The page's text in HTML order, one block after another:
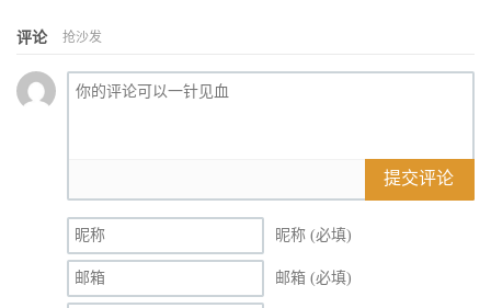
评论 抢沙发
提交评论
昵称 (必填)
邮箱 (必填)